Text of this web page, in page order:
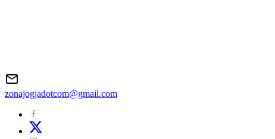
zonajogjadotcom@gmail.com